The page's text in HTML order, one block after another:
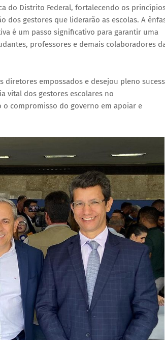
do Distrito Federal, fortalecendo os
dos gestores que liderarão as escolas. A
é um passo significativo para garantir uma
professores e demais colaboradores
diretores empossados e desejou pleno
vital dos gestores escolares no
compromisso do governo em apoiar e